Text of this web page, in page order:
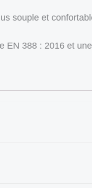
souple et
EN 388 : 2016 et